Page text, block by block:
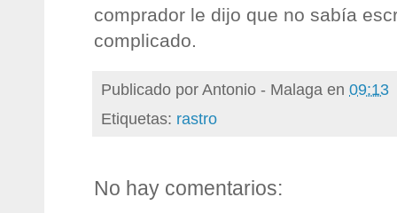
comprador le dijo que no sabía
complicado.
Publicado porAntonio - Malaga en 09:13
Etiquetas: rastro
No hay comentarios: